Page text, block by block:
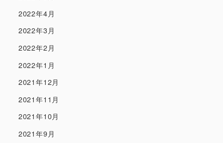
2022年4月
2022年3月
2022年2月
2022年1月
2021年12月
2021年11月
2021年10月
2021年9月